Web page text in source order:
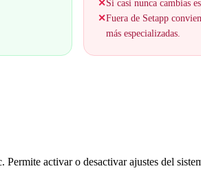
✕Si casi nunca cambias
✕Fuera de Setapp
más especializadas.
activar o desactivar ajustes del